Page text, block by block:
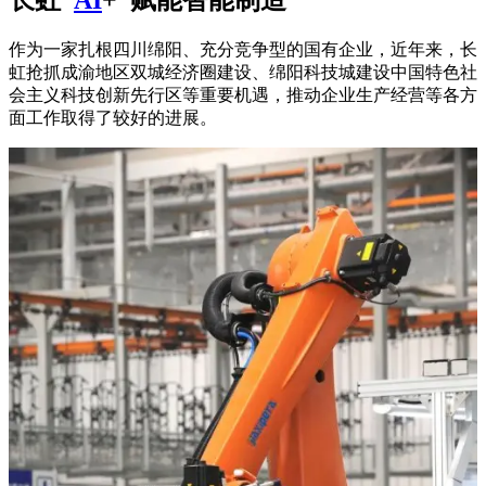
作为一家扎根四川绵阳、充分竞争型的国有企业，近年来，长
虹抢抓成渝地区双城经济圈建设、绵阳科技城建设中国特色社
会主义科技创新先行区等重要机遇，推动企业生产经营等各方
面工作取得了较好的进展。